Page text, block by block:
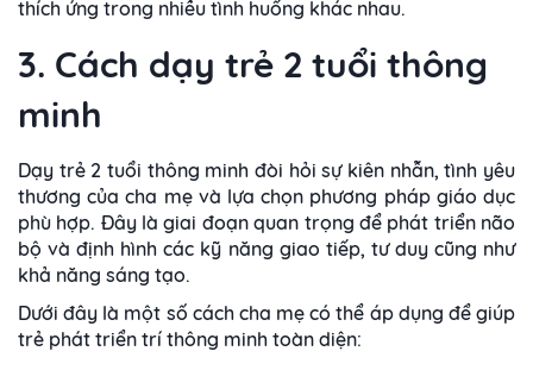
thích ứng trong nhiều tình huống khác nhau.
3. Cách dạy trẻ 2 tuổi thông
minh
Dạy trẻ 2 tuổi thông minh đòi hỏi sự kiên nhẫn, tình yêu
thương của cha mẹ và lựa chọn phương pháp giáo dục
phù hợp. Đây là giai đoạn quan trọng để phát triển não
bộ và định hình các kỹ năng giao tiếp, tư duy cũng như
khả năng sáng tạo.
Dưới đây là một số cách cha mẹ có thể áp dụng để giúp
trẻ phát triển trí thông minh toàn diện: